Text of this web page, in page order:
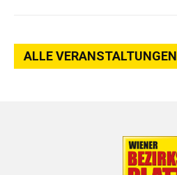
ALLE VERANSTALTUNGEN